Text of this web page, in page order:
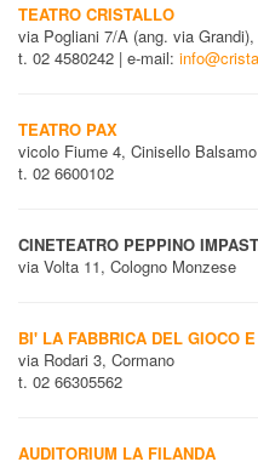
TEATRO CRISTALLO
via Pogliani 7/A (ang. via
t. 02 4580242 | e-mail:
TEATRO PAX
vicolo Fiume 4, Cinisello Balsamo
t. 02 6600102
CINETEATRO PEPPINO
via Volta 11, Cologno Monzese
BI' LA FABBRICA DEL GIOCO
via Rodari 3, Cormano
t. 02 66305562
AUDITORIUM LA FILANDA